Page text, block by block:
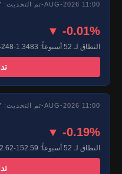
تم التحديث: 07-AUG-2026 11:00
▼ -0.01%
النطاق لـ 52 أسبوعاً: 1.3483-1.4248
تم التحديث: 07-AUG-2026 11:00
▼ -0.19%
النطاق لـ 52 أسبوعاً: 152.59-162.62